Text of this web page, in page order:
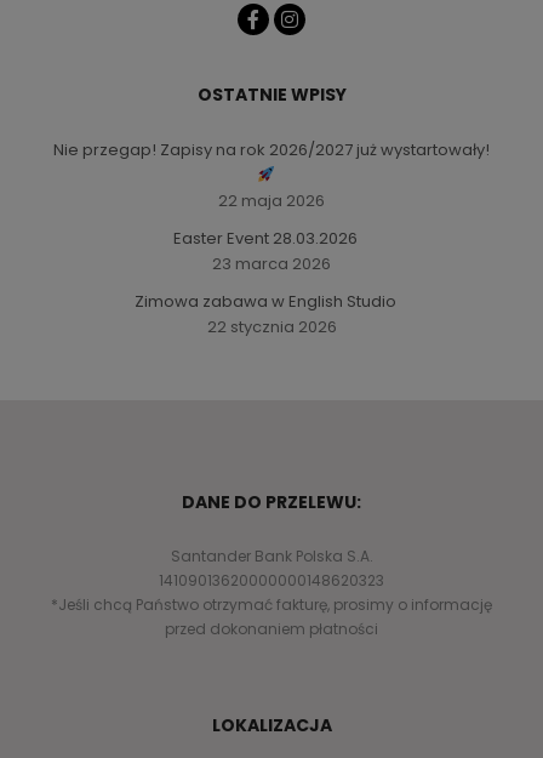
OSTATNIE WPISY
Nie przegap! Zapisy na rok 2026/2027 już wystartowały!
22 maja 2026
Easter Event 28.03.2026
23 marca 2026
Zimowa zabawa w English Studio
22 stycznia 2026
DANE DO PRZELEWU:
Santander Bank Polska S.A.
14109013620000000148620323
*Jeśli chcą Państwo otrzymać fakturę, prosimy o informację
przed dokonaniem płatności
LOKALIZACJA